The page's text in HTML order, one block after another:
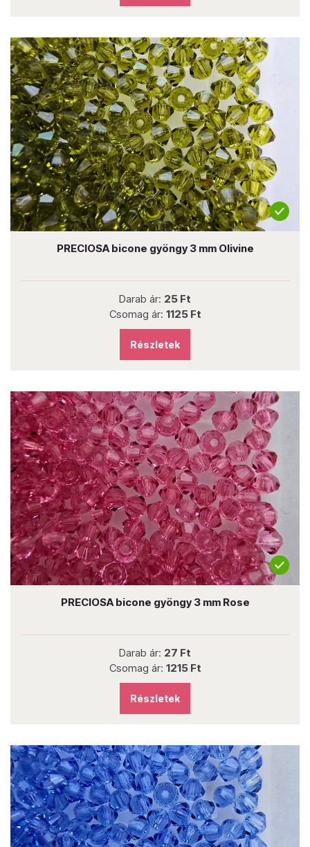
PRECIOSA bicone gyöngy 3 mm Olivine
Darab ár: 25 Ft
Csomag ár: 1125 Ft
Részletek
PRECIOSA bicone gyöngy 3 mm Rose
Darab ár: 27 Ft
Csomag ár: 1215 Ft
Részletek